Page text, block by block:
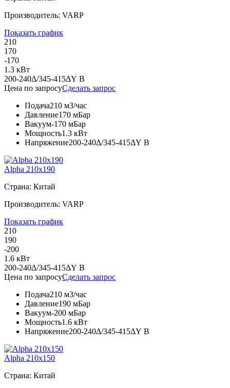
Производитель: VARP
Показать график
210
170
-170
1.3 кВт
200-240Δ/345-415ΔY В
Цена по запросуСделать запрос
Подача210 м3/час
Давление170 мБар
Вакуум-170 мБар
Мощность1.3 кВт
Напряжение200-240Δ/345-415ΔY В
Alpha 210x190
Страна: Китай
Производитель: VARP
Показать график
210
190
-200
1.6 кВт
200-240Δ/345-415ΔY В
Цена по запросуСделать запрос
Подача210 м3/час
Давление190 мБар
Вакуум-200 мБар
Мощность1.6 кВт
Напряжение200-240Δ/345-415ΔY В
Alpha 210x150
Страна: Китай